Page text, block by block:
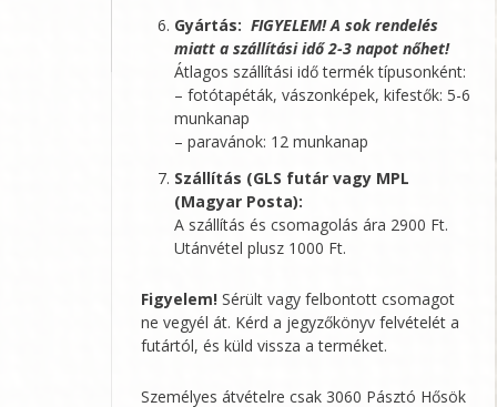
Gyártás: FIGYELEM! A sok rendelés
miatt a szállítási idő 2-3 napot nőhet!
Átlagos szállítási idő termék típusonként:
– fotótapéták, vászonképek, kifestők: 5-6
munkanap
– paravánok: 12 munkanap
Szállítás (GLS futár vagy MPL
(Magyar Posta):
A szállítás és csomagolás ára 2900 Ft.
Utánvétel plusz 1000 Ft.
Figyelem! Sérült vagy felbontott csomagot
ne vegyél át. Kérd a jegyzőkönyv felvételét a
futártól, és küld vissza a terméket.
Személyes átvételre csak 3060 Pásztó Hősök